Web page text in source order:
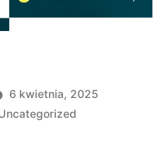
6 kwietnia, 2025